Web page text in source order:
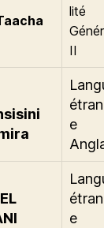
lité
II
e
e